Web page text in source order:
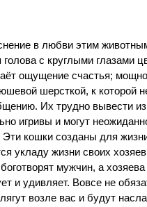
в любви этим
с круглыми глазами
ощущение счастья;
шерсткой, к которой
Их трудно вывести
игривы и могут
кошки созданы для
укладу жизни своих
мужчин, а
и удивляет. Вовсе не
возле вас и будут